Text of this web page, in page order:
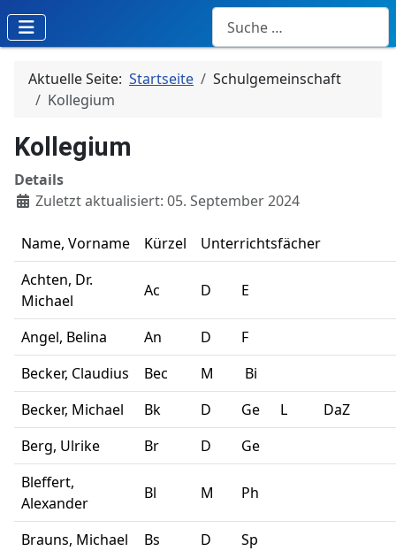
Suchen
Aktuelle Seite: Startseite
Schulgemeinschaft
Kollegium
Kollegium
Details
Zuletzt aktualisiert: 05. September 2024
Name, Vorname Kürzel Unterrichtsfächer
Achten, Dr.
Michael
Ac D E
Angel, Belina An D F
Becker, Claudius
Bec M Bi
Becker, Michael
Bk D Ge L DaZ
Berg, Ulrike
Br D Ge
Bleffert,
Alexander
Bl M Ph
Brauns, Michael Bs D Sp